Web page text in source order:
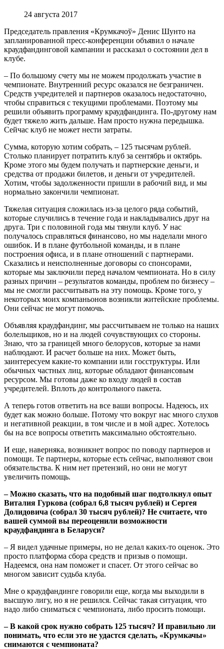
24 августа 2017
Председатель правления «Крумкачоў» Денис Шунто на
запланированной пресс-конференции объявил о начале
краудфандинговой кампании и рассказал о состоянии дел в
клубе.
– По большому счету мы не можем продолжать участие в
чемпионате. Внутренний ресурс оказался не безграничен.
Средств учредителей и партнеров оказалось недостаточно,
чтобы справиться с текущими проблемами. Поэтому мы
решили объявить программу краудфандинга. По-другому нам
будет тяжело жить дальше. Нам просто нужна передышка.
Сейчас клуб не может нести затраты.
Сумма, которую хотим собрать, – 125 тысячам рублей.
Столько планирует потратить клуб за сентябрь и октябрь.
Кроме этого мы будем получать и партнерские деньги, и
средства от продажи билетов, и деньги от учредителей.
Хотим, чтобы задолженности пришли в рабочий вид, и мы
нормально закончили чемпионат.
Тяжелая ситуация сложилась из-за целого ряда событий,
которые случились в течение года и накладывались друг на
друга. Три с половиной года мы тянули клуб. У нас
получалось справляться финансово, но мы наделали много
ошибок. И в плане футбольной команды, и в плане
построения офиса, и в плане отношений с партнерами.
Сказались и неисполненные договоры со спонсорами,
которые мы заключили перед началом чемпионата. Но в силу
разных причин – результатов команды, проблем по бизнесу –
мы не смогли рассчитывать на эту помощь. Кроме того, у
некоторых моих компаньонов возникли житейские проблемы.
Они сейчас не могут помочь.
Объявляя краудфандинг, мы рассчитываем не только на наших
болельщиков, но и на людей сочувствующих со стороны.
Знаю, что за границей много белорусов, которые за нами
наблюдают. И расчет больше на них. Может быть,
заинтересуем какие-то компании или госструктуры. Или
обычных частных лиц, которые обладают финансовым
ресурсом. Мы готовы даже ко входу людей в состав
учредителей. Вплоть до контрольного пакета.
А теперь готов ответить на все ваши вопросы. Надеюсь, их
будет как можно больше. Потому что вокруг нас много слухов
и негативной реакции, в том числе и в мой адрес. Хотелось
бы на все вопросы ответить максимально обстоятельно.
И еще, наверняка, возникнет вопрос по поводу партнеров и
помощи. Те партнеры, которые есть сейчас, выполняют свои
обязательства. К ним нет претензий, но они не могут
увеличить помощь.
– Можно сказать, что на подобный шаг подтолкнул опыт
Виталия Гуркова (собрал 6,8 тысяч рублей) и Сергея
Долидовича (собрал 30 тысяч рублей)? Не считаете, что
вашей суммой вы переоценили возможности
краудфандинга в Беларуси?
– Я видел удачные примеры, но не делал каких-то оценок. Это
просто платформа сбора средств и призыв о помощи.
Надеемся, она нам поможет и спасет. От этого сейчас во
многом зависит судьба клуба.
Мне о краудфандинге говорили еще, когда мы выходили в
высшую лигу, но я не решился. Сейчас такая ситуация, что
надо либо сниматься с чемпионата, либо просить помощи.
– В какой срок нужно собрать 125 тысяч? И правильно ли
понимать, что если это не удастся сделать, «Крумкачы»
снимаются с чемпионата?